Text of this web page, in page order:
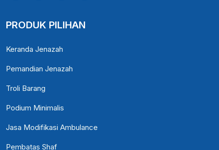
PRODUK PILIHAN
Keranda Jenazah
Pemandian Jenazah
Troli Barang
Podium Minimalis
Jasa Modifikasi Ambulance
Pembatas Shaf